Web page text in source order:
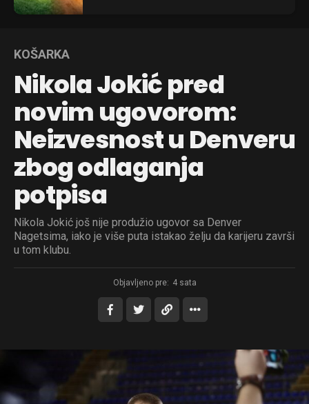
KOŠARKA
Nikola Jokić pred
novim ugovorom:
Neizvesnost u Denveru
zbog odlaganja
potpisa
Nikola Jokić još nije produžio ugovor sa Denver
Nagetsima, iako je više puta istakao želju da karijeru završi
u tom klubu.
Objavljeno pre: 4 sata